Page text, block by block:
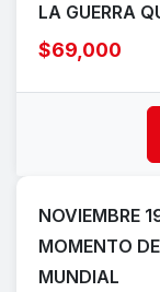
LA GUERRA
$69,000
NOVIEMBRE
MOMENTO
MUNDIAL